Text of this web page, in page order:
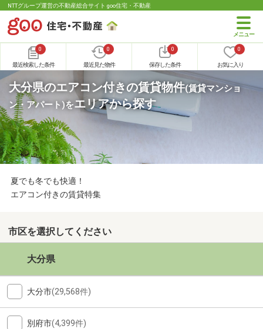
NTTグループ運営の不動産総合サイト goo住宅・不動産
0
最近検索した条件
0
最近見た物件
0
保存した条件
0
お気に入り
大分県のエアコン付きの賃貸物件(賃貸マンショ
ン・アパート)をエリアから探す
夏でも冬でも快適！
エアコン付きの賃貸特集
市区を選択してください
大分県
大分市(29,568件)
別府市(4,399件)